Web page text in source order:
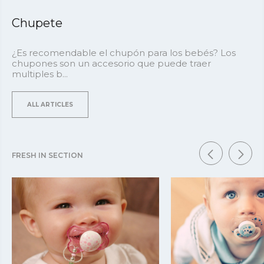
Chupete
¿Es recomendable el chupón para los bebés? Los
chupones son un accesorio que puede traer
multiples b...
ALL ARTICLES
FRESH IN SECTION